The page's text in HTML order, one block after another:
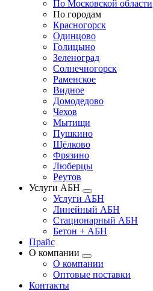
По Московской области
По городам
Красногорск
Одинцово
Голицыно
Зеленоград
Солнечногорск
Раменское
Видное
Домодедово
Чехов
Мытищи
Пушкино
Щёлково
Фрязино
Люберцы
Реутов
Услуги АБН
Услуги АБН
Линейный АБН
Стационарный АБН
Бетон + АБН
Прайс
О компании
О компании
Оптовые поставки
Контакты